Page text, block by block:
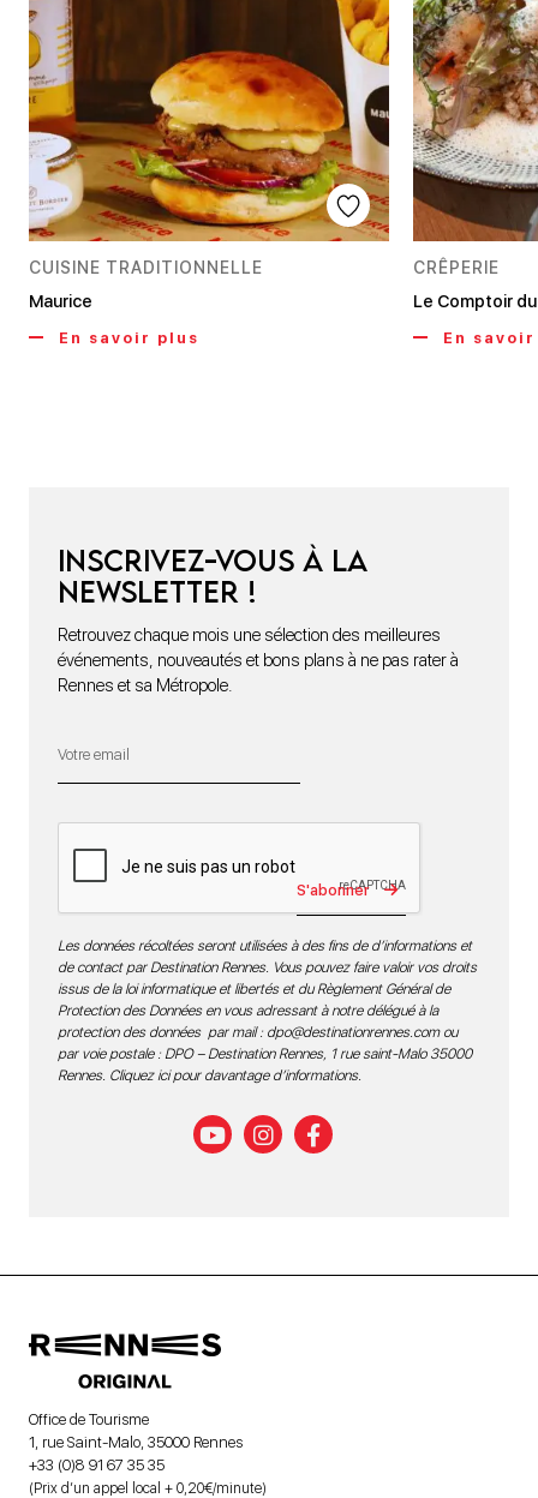
CUISINE TRADITIONNELLE
Maurice
En savoir plus
CRÊPERIE
Le Comptoir
En
Inscrivez-vous à la
newsletter !
Retrouvez chaque mois une sélection des meilleures
événements, nouveautés et bons plans à ne pas rater à
Rennes et sa Métropole.
S'abonner
Les données récoltées seront utilisées à des fins de d’informations et
de contact par Destination Rennes. Vous pouvez faire valoir vos droits
issus de la loi informatique et libertés et du Règlement Général de
Protection des Données en vous adressant à notre délégué à la
protection des données par mail : dpo@destinationrennes.comou
par voie postale : DPO – Destination Rennes, 1 rue saint-Malo 35000
Rennes. Cliquez ici pour davantage d’informations.
Office de Tourisme
1, rue Saint-Malo, 35000 Rennes
+33 (0)8 91 67 35 35
(Prix d’un appel local + 0,20€/minute)